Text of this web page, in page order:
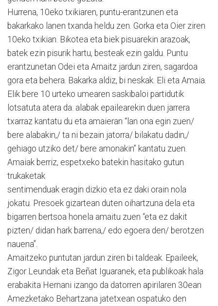
Hurrena, 10eko txikiaren, puntu-erantzunen eta
bakarkako lanen txanda heldu zen. Gorka eta Oier ziren
10eko txikian. Bikotea eta biek pisuarekin arazoak,
batek ezin pisurik hartu, besteak ezin galdu. Puntu
erantzunetan Odei eta Arnaitz jardun ziren, sagardoa
gora eta behera. Bakarka aldiz, bi neskak. Eli eta Amaia.
Elik bere 10 urteko umearen saskibaloi partidutik
lotsatuta atera da. alabak epailearekin duen jarrera
txarraz kantatu du eta amaieran “lan ona egin zuen/
bere alabakin,/ ta ni bezain jatorra/ bilakatu dadin,/
gehiago utziko det/ bere amonakin” kantatu zuen.
Amaiak berriz, espetxeko batekin hasitako gutun
trukaketak
sentimenduak eragin dizkio eta ez daki orain nola
jokatu. Presoek gizartean duten oihartzuna dela eta
bigarren bertsoa honela amaitu zuen “eta ez dakit
pizten/ didan hark barrena,/ edo egoera den/ berotzen
nauena”.
Amaitzeko puntutan jardun ziren bi taldeak. Epaileek,
Zigor Leundak eta Beñat Iguaranek, eta publikoak hala
erabakita Hernani izango da datorren apirilaren 30ean
Amezketako Behartzana jatetxean ospatuko den